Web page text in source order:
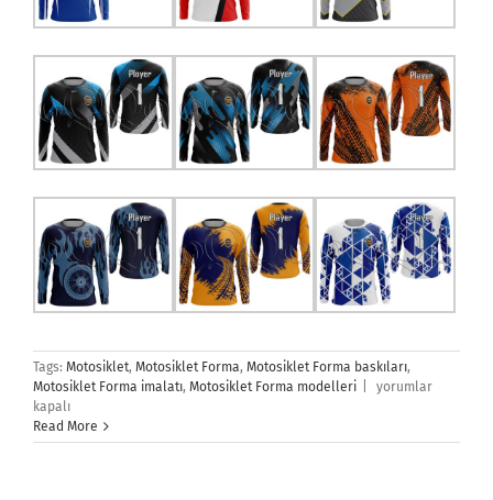
Tags: Motosiklet, Motosiklet Forma, Motosiklet Forma baskıları,
Motosiklet Forma imalatı, Motosiklet Forma modelleri
Motosiklet
yorumlar
kapalı
Read More